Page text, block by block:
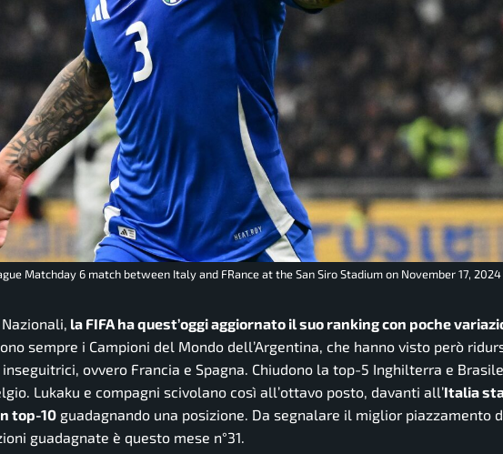
Matchday 6 match between Italy and FRance at the San Siro Stadium on November 17,
la FIFA ha quest’oggi aggiornato il suo ranking con poche
sempre i Campioni del Mondo dell’Argentina, che hanno visto però
ovvero Francia e Spagna. Chiudono la top-5 Inghilterra e
Lukaku e compagni scivolano così all’ottavo posto, davanti all’Italia
top-10 guadagnando una posizione. Da segnalare il miglior piazzamento
guadagnate è questo mese n°31.